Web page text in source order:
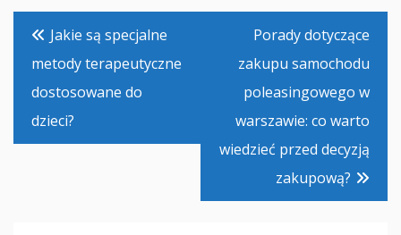
Nawigacja
wpisu
Jakie są specjalne
metody terapeutyczne
dostosowane do
dzieci?
Porady dotyczące
zakupu samochodu
poleasingowego w
warszawie: co warto
wiedzieć przed decyzją
zakupową?